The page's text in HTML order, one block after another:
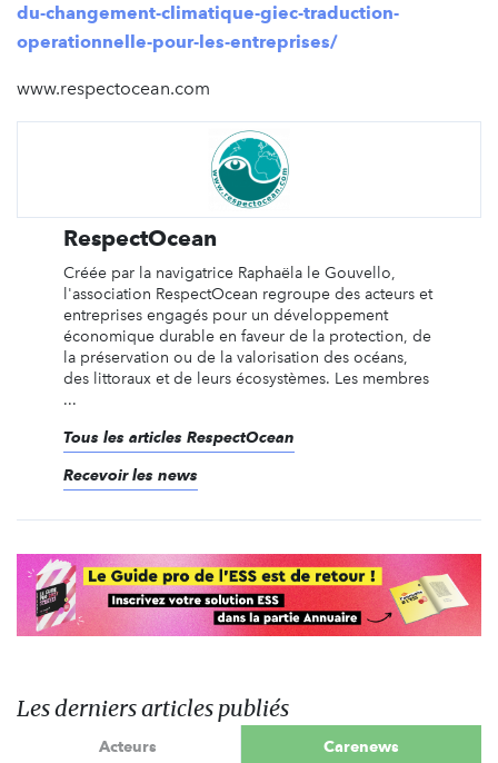
du-changement-climatique-giec-traduction-
operationnelle-pour-les-entreprises/
www.respectocean.com
RespectOcean
Créée par la navigatrice Raphaëla le Gouvello,
l'association RespectOcean regroupe des acteurs et
entreprises engagés pour un développement
économique durable en faveur de la protection, de
la préservation ou de la valorisation des océans,
des littoraux et de leurs écosystèmes. Les membres
...
Tous les articles RespectOcean
Recevoir les news
Les derniers articles publiés
Acteurs Carenews